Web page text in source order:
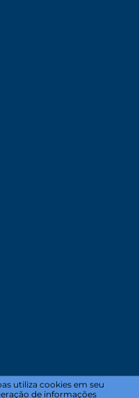
utiliza cookies em seu
de informações